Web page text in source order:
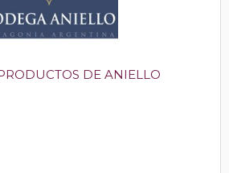
DE ANIELLO